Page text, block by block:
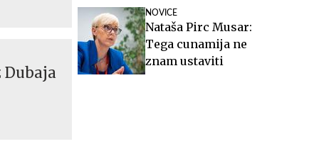
Dubaja
NOVICE
Nataša Pirc Musar:
Tega cunamija ne
znam ustaviti